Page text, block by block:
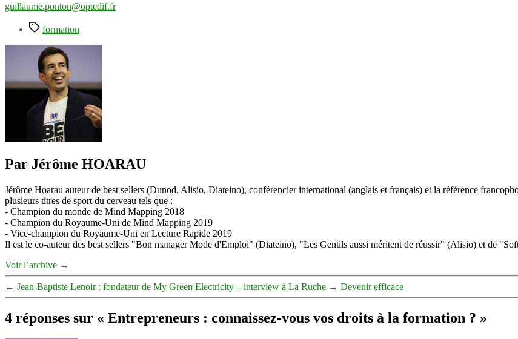
guillaume.ponton@optedif.fr
Étiquettes
formation
Par Jérôme HOARAU
Jérôme Hoarau auteur de best sellers (Dunod, Alisio, Diateino), conférencier international (anglais et français) et la référence
plusieurs titres de sport du cerveau tels que :
- Champion du monde de Mind Mapping 2018
- Champion du Royaume-Uni de Mind Mapping 2019
- Vice-champion du Royaume-Uni en Lecture Rapide 2019
Il est le co-auteur des best sellers "Bon manager Mode d'Emploi" (Diateino), "Les Gentils aussi méritent de réussir" (Alisio) et de
Voir l’archive →
← Jean-Baptiste Lenoir : fondateur de My Green Electricity – interview à La Ruche → Devenir efficace
4 réponses sur « Entrepreneurs : connaissez-vous vos droits à la formation ? »